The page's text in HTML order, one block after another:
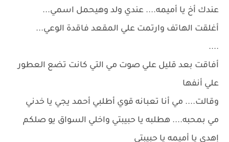
عندك أخ يا أميمه.... عندي ولد وهيحمل اسمي...
أغلقت الهاتف وارتمت علي المقعد فاقدة الوعي...
....
أفاقت بعد قليل علي صوت مي التي كانت تضع العطور
علي أنفها
وقالت.... مي أنا تعبانه قوي أطلبي أحمد يجي يا خدني
مي بمحبه.... هطلبه يا حبيبتي واخلي السواق يو صلكم
إهدي يا أميمه يا حبيبتي